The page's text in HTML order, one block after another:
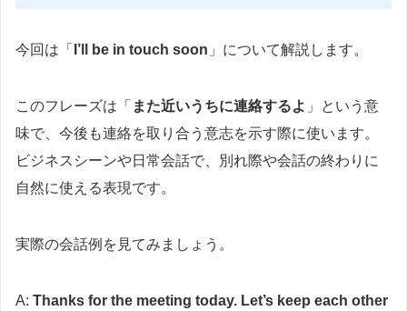
今回は「 I’ll be in touch soon 」について解説します。
このフレーズは「 また近いうちに連絡するよ 」という意
味で、今後も連絡を取り合う意志を示す際に使います。
ビジネスシーンや日常会話で、別れ際や会話の終わりに
自然に使える表現です。
実際の会話例を見てみましょう。
A: Thanks for the meeting today. Let’s keep each other